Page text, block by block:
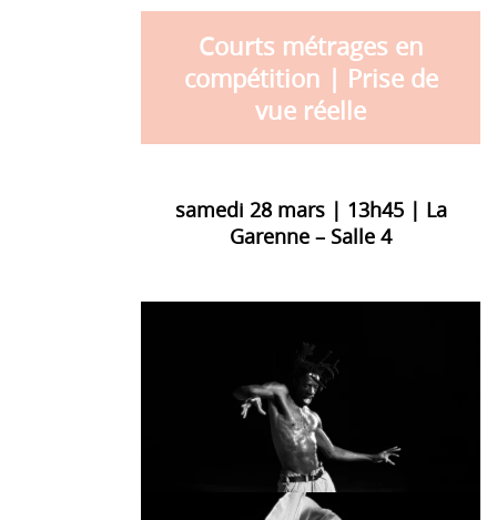
Courts métrages en
compétition | Prise de
vue réelle
samedi 28 mars | 13h45 | La
Garenne – Salle 4